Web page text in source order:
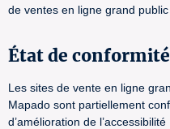
de ventes en ligne grand
État de conformité
Les sites de vente en ligne
Mapado sont partiellement
d’amélioration de l’accessibilité